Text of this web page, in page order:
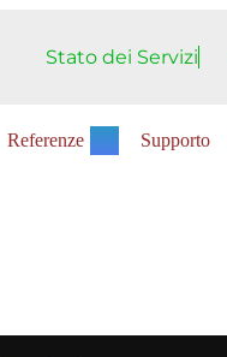
Stato dei Servizi
Referenze Supporto